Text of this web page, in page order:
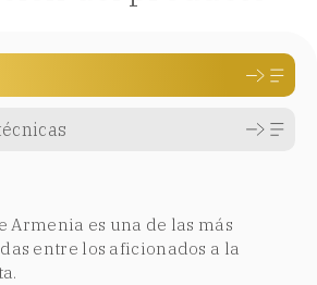
Armenia es una de las más
entre los aficionados a la